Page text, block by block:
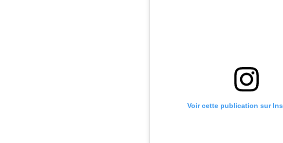
Voir cette publication sur